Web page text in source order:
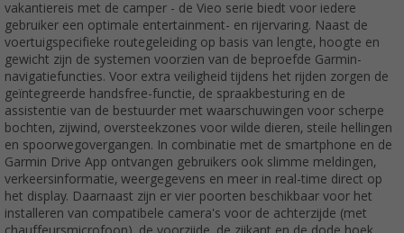
vakantiereis met de camper - de Vieo serie biedt voor iedere
gebruiker een optimale entertainment- en rijervaring. Naast de
voertuigspecifieke routegeleiding op basis van lengte, hoogte en
gewicht zijn de systemen voorzien van de beproefde Garmin-
navigatiefuncties. Voor extra veiligheid tijdens het rijden zorgen de
geïntegreerde handsfree-functie, de spraakbesturing en de
assistentie van de bestuurder met waarschuwingen voor scherpe
bochten, zijwind, oversteekzones voor wilde dieren, steile hellingen
en spoorwegovergangen. In combinatie met de smartphone en de
Garmin Drive App ontvangen gebruikers ook slimme meldingen,
verkeersinformatie, weergegevens en meer in real-time direct op
het display. Daarnaast zijn er vier poorten beschikbaar voor het
installeren van compatibele camera's voor de achterzijde (met